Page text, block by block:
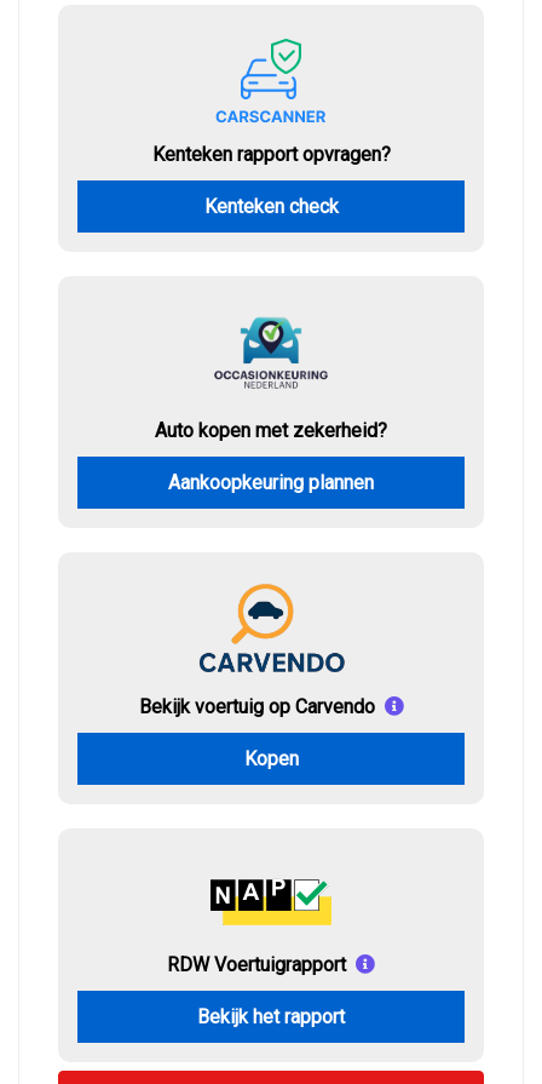
Kenteken rapport opvragen?
Kenteken check
Auto kopen met zekerheid?
Aankoopkeuring plannen
Bekijk voertuig op Carvendo
Kopen
RDW Voertuigrapport
Bekijk het rapport